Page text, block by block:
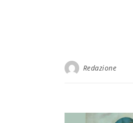
Redazione